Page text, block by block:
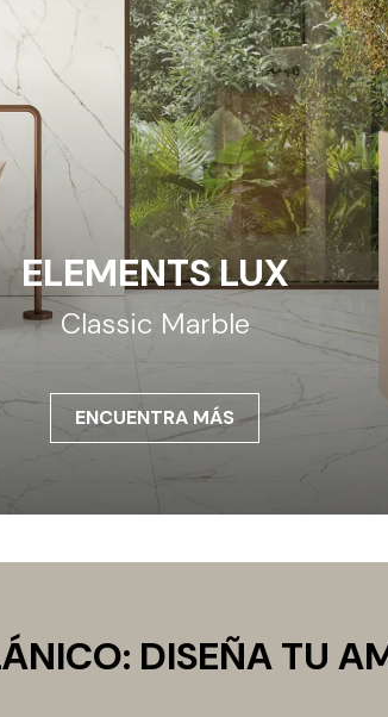
ELEMENTS LUX
Classic Marble
ENCUENTRA MÁS
DISEÑA TU